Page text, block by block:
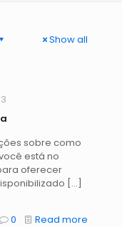
Show all
sobre como
está no
oferecer
[…]
0 Read more